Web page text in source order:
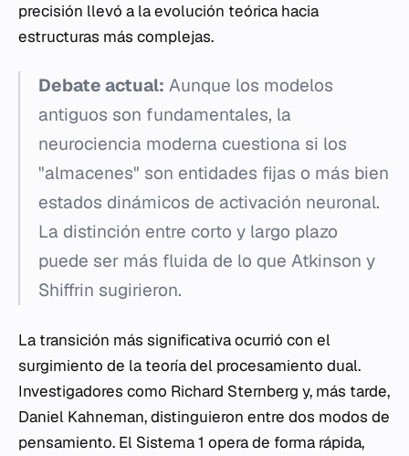
precisión llevó a la evolución teórica hacia
estructuras más complejas.
Debate actual: Aunque los modelos
antiguos son fundamentales, la
neurociencia moderna cuestiona si los
"almacenes" son entidades fijas o más bien
estados dinámicos de activación neuronal.
La distinción entre corto y largo plazo
puede ser más fluida de lo que Atkinson y
Shiffrin sugirieron.
La transición más significativa ocurrió con el
surgimiento de la teoría del procesamiento dual.
Investigadores como Richard Sternberg y, más tarde,
Daniel Kahneman, distinguieron entre dos modos de
pensamiento. El Sistema 1 opera de forma rápida,